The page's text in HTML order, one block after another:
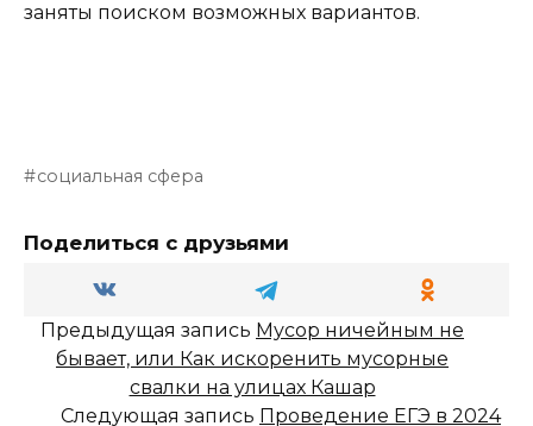
заняты поиском возможных вариантов.
социальная сфера
Поделиться с друзьями
Предыдущая запись Мусор ничейным не
бывает, или Как искоренить мусорные
свалки на улицах Кашар
Следующая запись Проведение ЕГЭ в 2024